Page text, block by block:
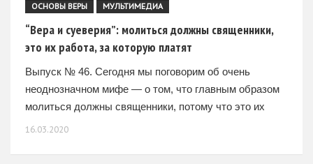
ОСНОВЫ ВЕРЫ МУЛЬТИМЕДИА
“Вера и суеверия”: молиться должны священники,
это их работа, за которую платят
Выпуск № 46. Сегодня мы поговорим об очень
неоднозначном мифе — о том, что главным образом
молиться должны священники, потому что это их
работа. Для этого им подаются записки… –
16.03.2020